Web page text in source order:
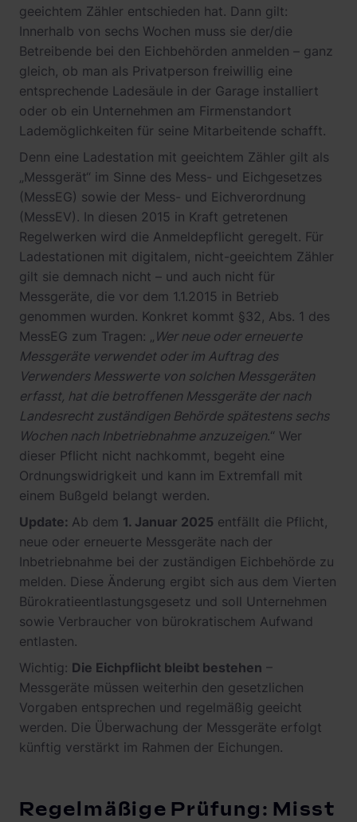
geeichtem Zähler entschieden hat. Dann gilt:
Innerhalb von sechs Wochen muss sie der/die
Betreibende bei den Eichbehörden anmelden – ganz
gleich, ob man als Privatperson freiwillig eine
entsprechende Ladesäule in der Garage installiert
oder ob ein Unternehmen am Firmenstandort
Lademöglichkeiten für seine Mitarbeitende schafft.
Denn eine Ladestation mit geeichtem Zähler gilt als
„Messgerät“ im Sinne des Mess- und Eichgesetzes
(MessEG) sowie der Mess- und Eichverordnung
(MessEV). In diesen 2015 in Kraft getretenen
Regelwerken wird die Anmeldepflicht geregelt. Für
Ladestationen mit digitalem, nicht-geeichtem Zähler
gilt sie demnach nicht – und auch nicht für
Messgeräte, die vor dem 1.1.2015 in Betrieb
genommen wurden. Konkret kommt §32, Abs. 1 des
MessEG zum Tragen: „ Wer neue oder erneuerte
Messgeräte verwendet oder im Auftrag des
Verwenders Messwerte von solchen Messgeräten
erfasst, hat die betroffenen Messgeräte der nach
Landesrecht zuständigen Behörde spätestens sechs
Wochen nach Inbetriebnahme anzuzeigen.“ Wer
dieser Pflicht nicht nachkommt, begeht eine
Ordnungswidrigkeit und kann im Extremfall mit
einem Bußgeld belangt werden.
Update: Ab dem 1. Januar 2025 entfällt die Pflicht,
neue oder erneuerte Messgeräte nach der
Inbetriebnahme bei der zuständigen Eichbehörde zu
melden. Diese Änderung ergibt sich aus dem Vierten
Bürokratieentlastungsgesetz und soll Unternehmen
sowie Verbraucher von bürokratischem Aufwand
entlasten.
Wichtig: Die Eichpflicht bleibt bestehen –
Messgeräte müssen weiterhin den gesetzlichen
Vorgaben entsprechen und regelmäßig geeicht
werden. Die Überwachung der Messgeräte erfolgt
künftig verstärkt im Rahmen der Eichungen.
Regelmäßige Prüfung: Misst